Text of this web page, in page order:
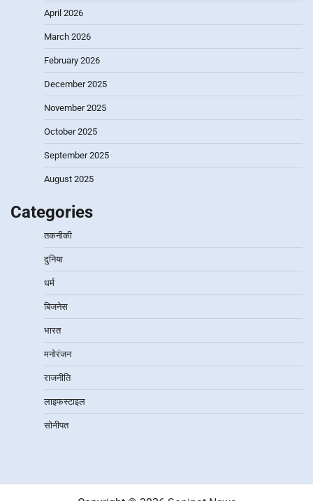
April 2026
March 2026
February 2026
December 2025
November 2025
October 2025
September 2025
August 2025
Categories
तकनीकी
दुनिया
धर्म
बिजनेस
भारत
मनोरंजन
राजनीति
लाइफस्टाइल
सोनीपत